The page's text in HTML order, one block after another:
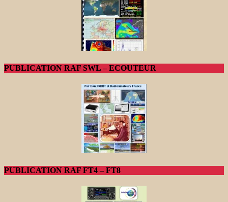
PUBLICATION RAF SWL – ECOUTEUR
PUBLICATION RAF FT4 – FT8